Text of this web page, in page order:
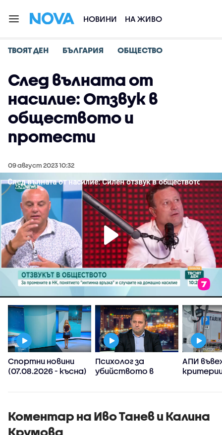
НОВИНИ НА ЖИВО
ТВОЯТ ДЕН БЪЛГАРИЯ ОБЩЕСТВО
След вълната от
насилие: Отзвук в
обществото и
протести
09 август 2023 10:32
Спортни новини
(07.08.2026 - късна)
Психолог за
убийството в
Възрастните
примерите за
агресивно
АПИ
Коментар на Иво Танев и Калина
Крумова